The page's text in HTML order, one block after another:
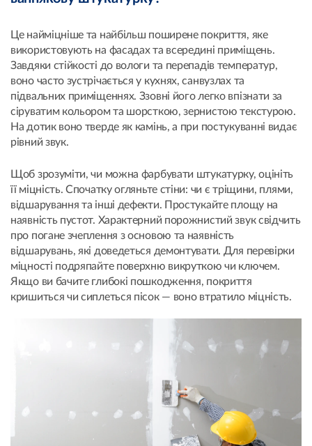
Це найміцніше та найбільш поширене покриття, яке
використовують на фасадах та всередині приміщень.
Завдяки стійкості до вологи та перепадів температур,
воно часто зустрічається у кухнях, санвузлах та
підвальних приміщеннях. Ззовні його легко впізнати за
сіруватим кольором та шорсткою, зернистою текстурою.
На дотик воно тверде як камінь, а при постукуванні видає
рівний звук.
Щоб зрозуміти, чи можна фарбувати штукатурку, оцініть
її міцність. Спочатку огляньте стіни: чи є тріщини, плями,
відшарування та інші дефекти. Простукайте площу на
наявність пустот. Характерний порожнистий звук свідчить
про погане зчеплення з основою та наявність
відшарувань, які доведеться демонтувати. Для перевірки
міцності подряпайте поверхню викруткою чи ключем.
Якщо ви бачите глибокі пошкодження, покриття
кришиться чи сиплеться пісок — воно втратило міцність.